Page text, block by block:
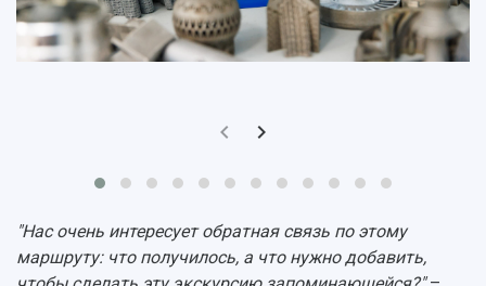
Аграрный карбоновый полигон
Архив
Устойчивое развитие
Музеи
Учебный аэродром
Подготовительные курсы
Библиотека
Конкурсы научных проектов и грантов
Областной конкурс "Молодой учёный"
Журналы Самарского университета
Патенты
Отчеты о проведенных конференциях
"Нас очень интересует обратная связь по этому
маршруту: что получилось, а что нужно добавить,